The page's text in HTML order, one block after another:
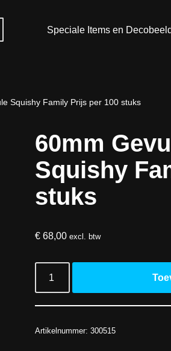
Speciale Items en
Squishy Family Prijs per 100 stuks
60mm
Squishy
stuks
€68,00 excl. btw
Artikelnummer: 300515